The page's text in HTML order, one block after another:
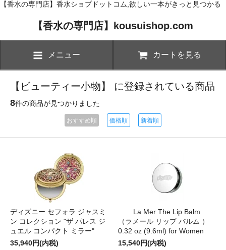
【香水の専門店】香水ショプドットコム,欲しい一本がきっと見つかる
【香水の専門店】kousuishop.com
メニュー カートを見る
【ビューティー小物】 に登録されている商品
8件の商品が見つかりました
おすすめ順 価格順 新着順
ディズニー セフォラ ジャスミ
ン コレクション "ザ パレス ジ
ュエル コンパクト ミラー"
35,940円(内税)
La Mer The Lip Balm
（ラメール リップ バルム ）
0.32 oz (9.6ml) for Women
15,540円(内税)